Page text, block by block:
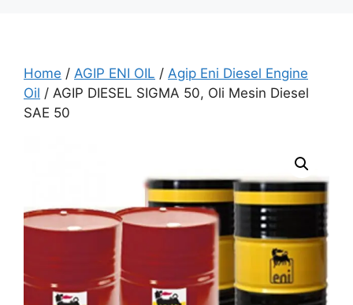
Home / AGIP ENI OIL / Agip Eni Diesel Engine
Oil / AGIP DIESEL SIGMA 50, Oli Mesin Diesel
SAE 50